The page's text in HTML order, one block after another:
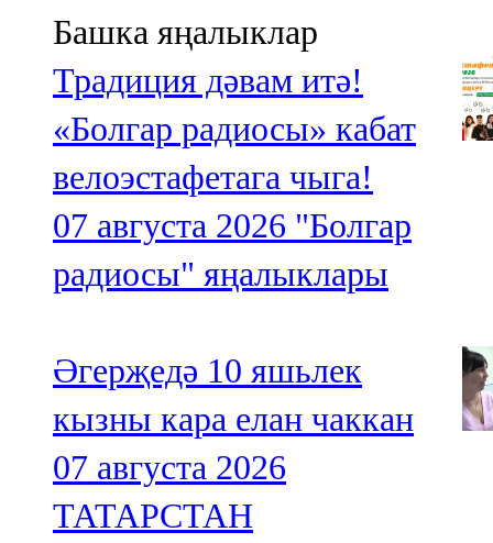
Башка яңалыклар
Традиция дәвам итә!
«Болгар радиосы» кабат
велоэстафетага чыга!
07 августа 2026 "Болгар
радиосы" яңалыклары
Әгерҗедә 10 яшьлек
кызны кара елан чаккан
07 августа 2026
ТАТАРСТАН